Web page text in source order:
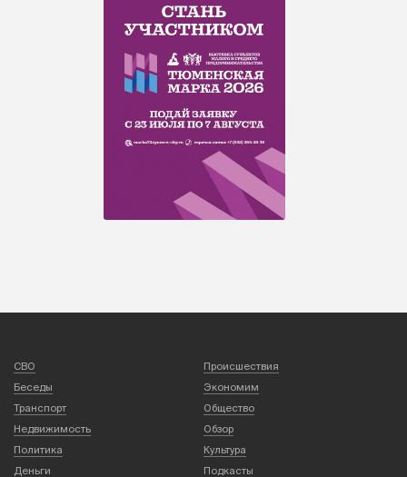
СВО
Происшествия
Беседы
Экономим
Транспорт
Общество
Недвижимость
Обзор
Политика
Культура
Деньги
Подкасты